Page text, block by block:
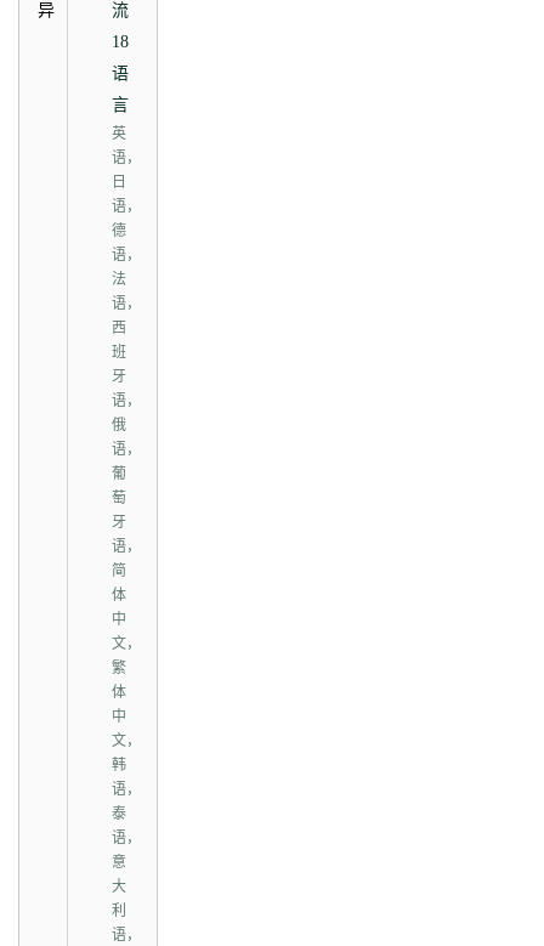
异
流
18
语
言
英
语，
日
语，
德
语，
法
语，
西
班
牙
语，
俄
语，
葡
萄
牙
语，
简
体
中
文，
繁
体
中
文，
韩
语，
泰
语，
意
大
利
语，